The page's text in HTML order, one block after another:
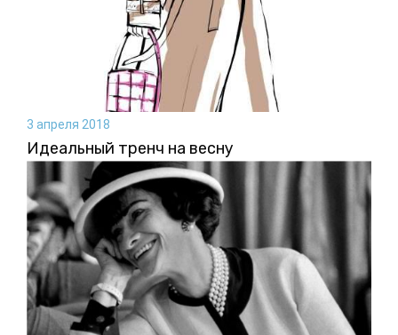
3 апреля 2018
Идеальный тренч на весну